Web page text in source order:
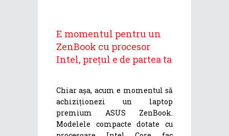
E momentul pentru un
ZenBook cu procesor
Intel, prețul e de partea ta
Chiar așa, acum e momentul să
achiziționezi un laptop
premium ASUS ZenBook.
Modelele compacte dotate cu